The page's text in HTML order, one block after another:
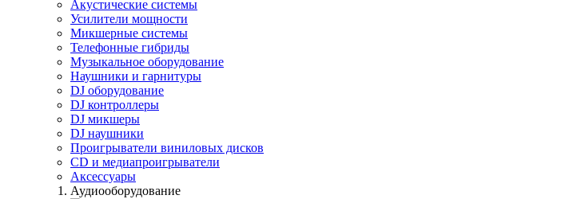
Акустические системы
Усилители мощности
Микшерные системы
Телефонные гибриды
Музыкальное оборудование
Наушники и гарнитуры
DJ оборудование
DJ контроллеры
DJ микшеры
DJ наушники
Проигрыватели виниловых дисков
СD и медиапроигрыватели
Аксессуары
Аудиооборудование